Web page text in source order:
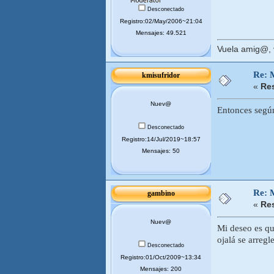
Desconectado
Registro:02/May/2006~21:04
Mensajes: 49.521
Vuela
kmisufridor
Nuev@
Desconectado
Registro:14/Jul/2019~18:57
Mensajes: 50
Re:
«
Entonces
gambino
Nuev@
Desconectado
Registro:01/Oct/2009~13:34
Mensajes: 200
Re:
«
Mi deseo es
ojalá se